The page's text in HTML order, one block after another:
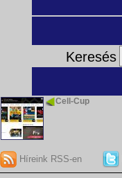
Keresés
Cell-Cup
Híreink RSS-en